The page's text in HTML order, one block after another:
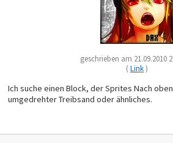
geschrieben am 21.09.2010
(Link)
Ich suche einen Block, der Sprites Nach
umgedrehter Treibsand oder ähnliches.